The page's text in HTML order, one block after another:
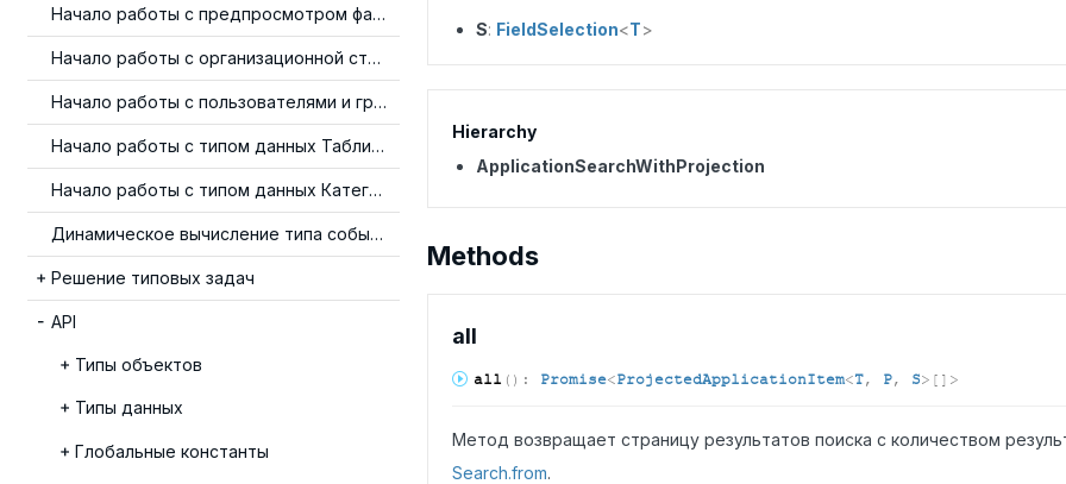
Начало работы с предпросмотром файлов
Начало работы с организационной структурой
Начало работы с пользователями и группами
Начало работы с типом данных Таблица
Начало работы с типом данных Категория
Динамическое вычисление типа события
Решение типовых задач
API
Типы объектов
Типы данных
Глобальные константы
S: FieldSelection<T>
Hierarchy
ApplicationSearchWithProjection
Methods
all
all ( ) : Promise<ProjectedApplicationItem<T, P, S> [] >
Метод возвращает страницу результатов поиска с количеством
Search.from.